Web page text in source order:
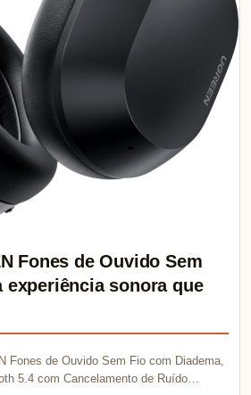
Fones de Ouvido Sem
experiência sonora que
Fones de Ouvido Sem Fio com Diadema,
5.4 com Cancelamento de Ruído…